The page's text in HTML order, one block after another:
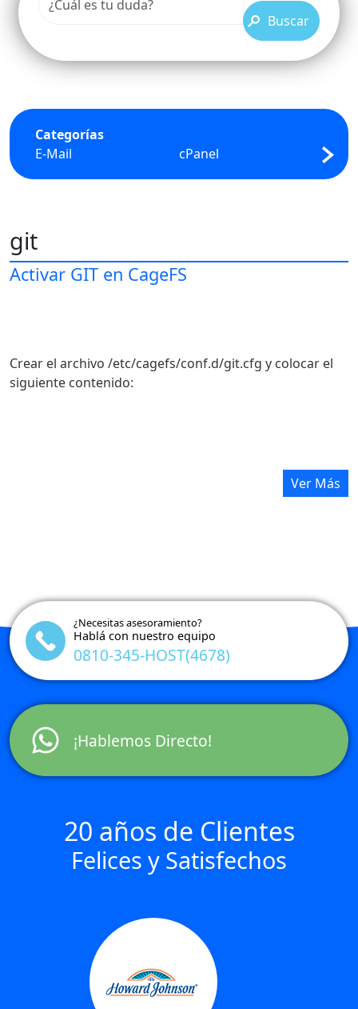
Buscar
Categorías
E-Mail
cPanel FTP
git
Activar GIT en CageFS
Crear el archivo /etc/cagefs/conf.d/git.cfg y colocar el
siguiente contenido:
archive,/usr/local/bin/gitk,/usr/local/bin/git-shell,
/usr/local/libexec/git-core/
Por ultimo ejecutar el siguiente comando para
actualizar la estructura de cagefs
cagefsctl –force-update
Ver Más
¿Necesitas asesoramiento?
Hablá con nuestro equipo
0810-345-HOST(4678)
¡Hablemos Directo!
20 años de Clientes
Felices y Satisfechos